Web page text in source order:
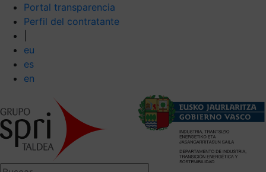
Portal transparencia
Perfil del contratante
eu
es
en